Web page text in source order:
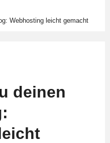
Webhosting leicht gemacht
deinen